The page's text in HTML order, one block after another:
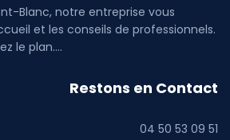
Blanc, notre entreprise vous
et les conseils de professionnels.
le plan....
Restons en Contact
04 50 53 09 51